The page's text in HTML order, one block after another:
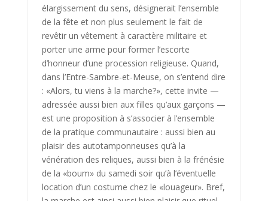
élargissement du sens, désignerait l’en­semble
de la fête et non plus seulement le fait de
revêtir un vêtement à caractère militaire et
porter une arme pour former l’escorte
d’honneur d’une procession religieuse. Quand,
dans l’Entre-Sambre-et-Meuse, on s’entend dire
: «Alors, tu viens à la marche?», cette invite —
adressée aussi bien aux filles qu’aux garçons —
est une proposition à s’associer à l’ensemble
de la pratique communautaire : aussi bien au
plaisir des auto­tamponneuses qu’à la
vénération des reliques, aussi bien à la frénésie
de la «boum» du samedi soir qu’à l’éventuelle
location d’un costume chez le «louageur». Bref,